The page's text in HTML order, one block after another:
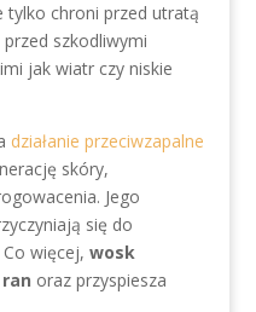
tylko chroni przed utratą
szkodliwymi
jak wiatr czy niskie
działanie przeciwzapalne
skóry,
Jego
się do
więcej, wosk
oraz przyspiesza